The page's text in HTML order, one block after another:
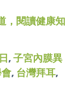
，閱讀健康知
, 子宮內膜異
, 台灣拜耳,